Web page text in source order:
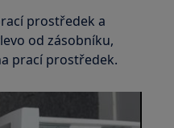
prostředek a
od zásobníku,
prací prostředek.